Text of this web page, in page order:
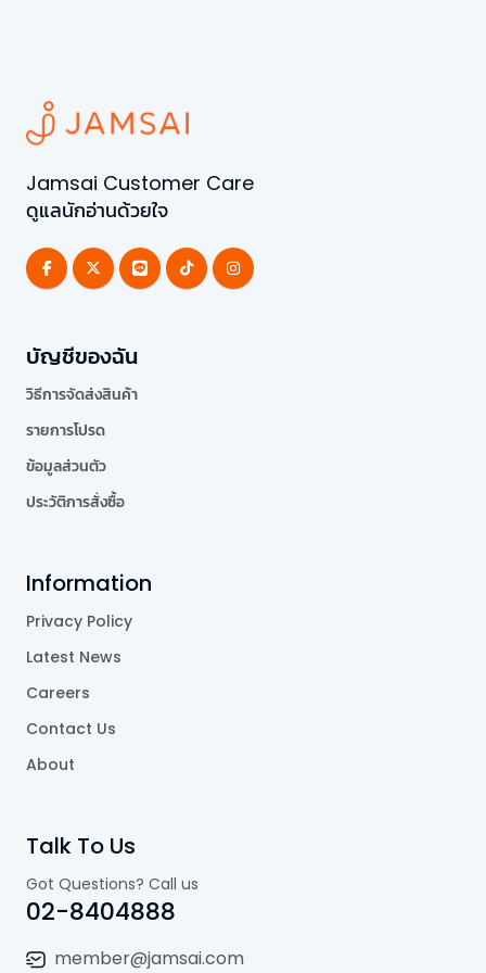
Jamsai Customer Care
ดูแลนักอ่านด้วยใจ
บัญชีของฉัน
วิธีการจัดส่งสินค้า
รายการโปรด
ข้อมูลส่วนตัว
ประวัติการสั่งซื้อ
Information
Privacy Policy
Latest News
Careers
Contact Us
About
Talk To Us
Got Questions? Call us
02-8404888
member@jamsai.com